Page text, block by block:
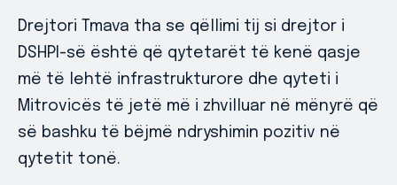
Drejtori Tmava tha se qëllimi tij si drejtor i
DSHPI-së është që qytetarët të kenë qasje
më të lehtë infrastrukturore dhe qyteti i
Mitrovicës të jetë më i zhvilluar në mënyrë që
së bashku të bëjmë ndryshimin pozitiv në
qytetit tonë.